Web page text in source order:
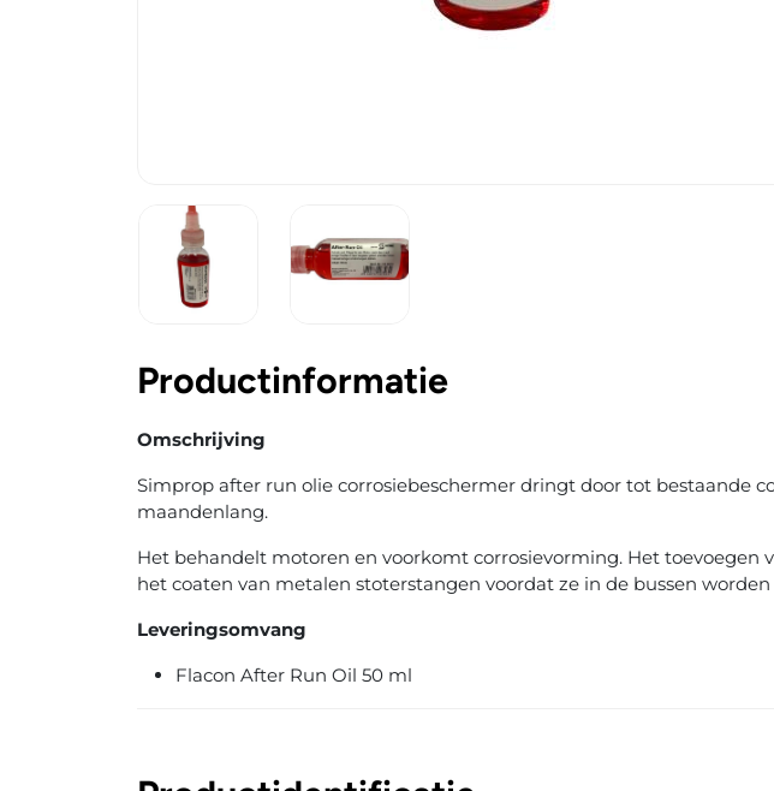
Productinformatie
Omschrijving
Simprop after run olie corrosiebeschermer dringt door tot bestaande
maandenlang.
Het behandelt motoren en voorkomt corrosievorming. Het
het coaten van metalen stoterstangen voordat ze in de bussen
Leveringsomvang
Flacon After Run Oil 50 ml